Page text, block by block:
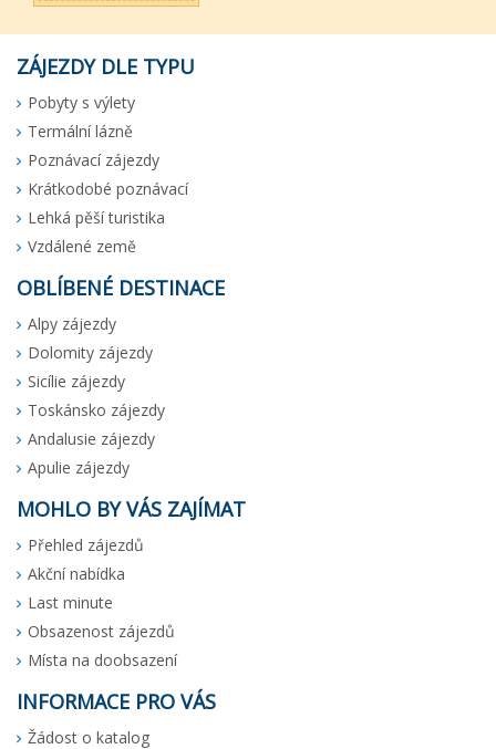
ZÁJEZDY DLE TYPU
Pobyty s výlety
Termální lázně
Poznávací zájezdy
Krátkodobé poznávací
Lehká pěší turistika
Vzdálené země
OBLÍBENÉ DESTINACE
Alpy zájezdy
Dolomity zájezdy
Sicílie zájezdy
Toskánsko zájezdy
Andalusie zájezdy
Apulie zájezdy
MOHLO BY VÁS ZAJÍMAT
Přehled zájezdů
Akční nabídka
Last minute
Obsazenost zájezdů
Místa na doobsazení
INFORMACE PRO VÁS
Žádost o katalog